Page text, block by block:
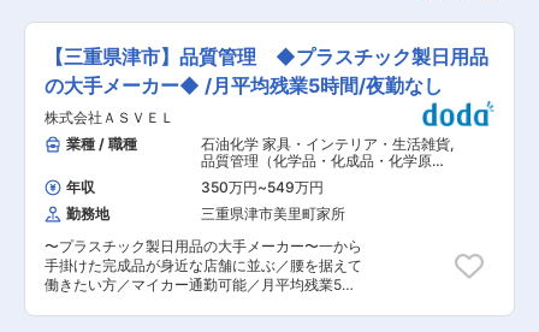
【三重県津市】品質管理 ◆プラスチック製日用品
の大手メーカー◆ /月平均残業5時間/夜勤なし
株式会社ＡＳＶＥＬ
業種 / 職種
石油化学 家具・インテリア・生活雑貨,
品質管理（化学品・化成品・化学原料
など） 品質管理（加工成型品・樹脂・
金属・鉄鋼・ガラスなど）
年収 350万円~549万円
勤務地
三重県津市美里町家所
〜プラスチック製日用品の大手メーカー〜一から
手掛けた完成品が身近な店舗に並ぶ／腰を据えて
働きたい方／マイカー通勤可能／月平均残業5時